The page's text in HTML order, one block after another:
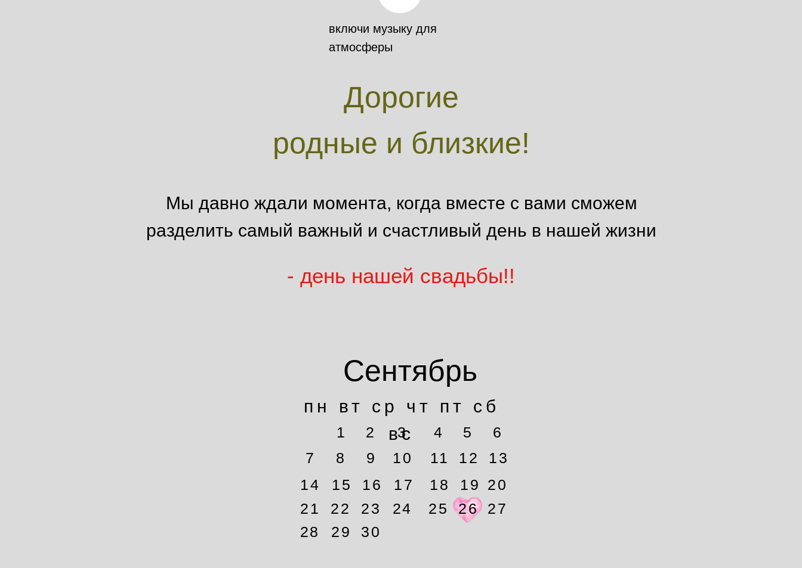
Дорогие
родные и близкие!
- день нашей свадьбы!!
Мы давно ждали момента, когда вместе с вами сможем
разделить самый важный и счастливый день в нашей жизни
включи музыку для
атмосферы
1
12
11
10
9
8
7
6
5
4
2
15
14
13
20
18
17
16
22
21 27
25
23
3
29
28 30
Сентябрь
пн вт ср чт пт сб
вс
24
19
26